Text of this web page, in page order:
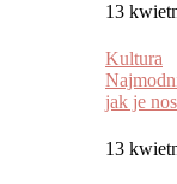
13
Kultura
jak je
13